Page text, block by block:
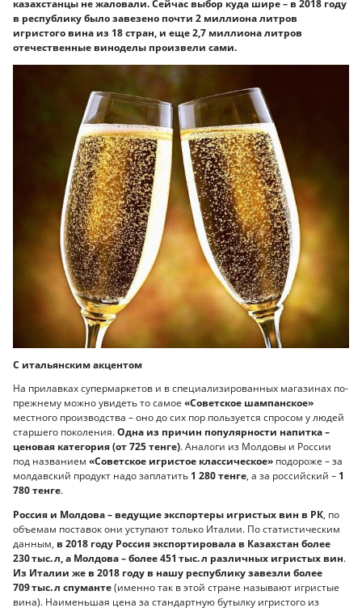
казахстанцы не жаловали. Сейчас выбор куда шире – в 2018 году
в республику было завезено почти 2 миллиона литров
игристого вина из 18 стран, и еще 2,7 миллиона литров
отечественные виноделы произвели сами.
С итальянским акцентом
На прилавках супермаркетов и в специализированных магазинах по-
прежнему можно увидеть то самое «Советское шампанское»
местного производства – оно до сих пор пользуется спросом у людей
старшего поколения.Одна из причин популярности напитка –
ценовая категория (от 725 тенге). Аналоги из Молдовы и России
под названием «Советское игристое классическое» подороже – за
молдавский продукт надо заплатить 1 280 тенге, а за российский – 1
780 тенге.
Россия и Молдова – ведущие экспортеры игристых вин в РК, по
объемам поставок они уступают только Италии. По статистическим
данным, в 2018 году Россия экспортировала в Казахстан более
230 тыс. л, а Молдова – более 451 тыс. л различных игристых вин.
Из Италии же в 2018 году в нашу республику завезли более
709 тыс. л спуманте(именно так в этой стране называют игристые
вина). Наименьшая цена за стандартную бутылку игристого из